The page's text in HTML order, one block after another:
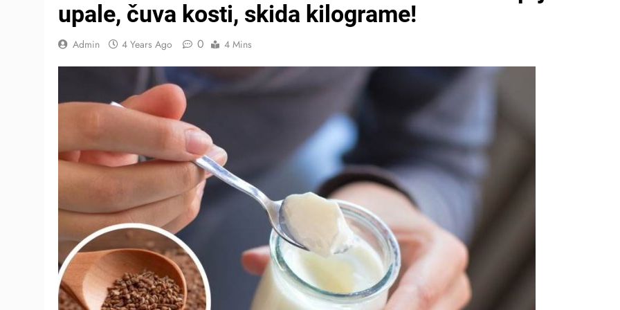
upale, čuva kosti, skida kilograme!
Admin 4 Years Ago 0 4 Mins